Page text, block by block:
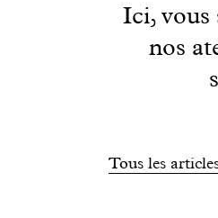
Ici, vous
nos
Tous les